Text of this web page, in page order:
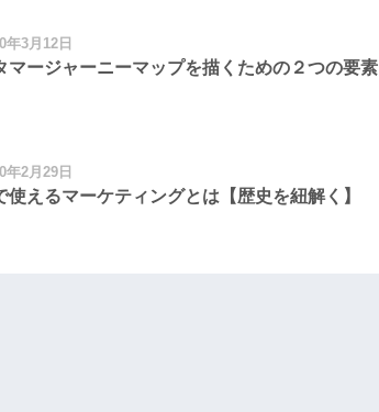
年3月12日
マージャーニーマップを描くための２つの要素
年2月29日
使えるマーケティングとは【歴史を紐解く】